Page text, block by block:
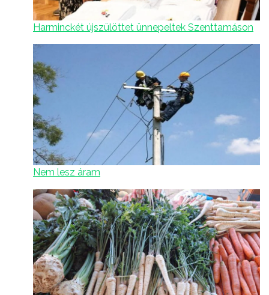
Harminckét újszülöttet ünnepeltek Szenttamáson
Nem lesz áram